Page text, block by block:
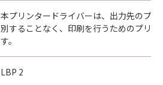
本プリンタードライバーは、出力先のプ
別することなく、印刷を行うためのプリ
す。
LBP 2